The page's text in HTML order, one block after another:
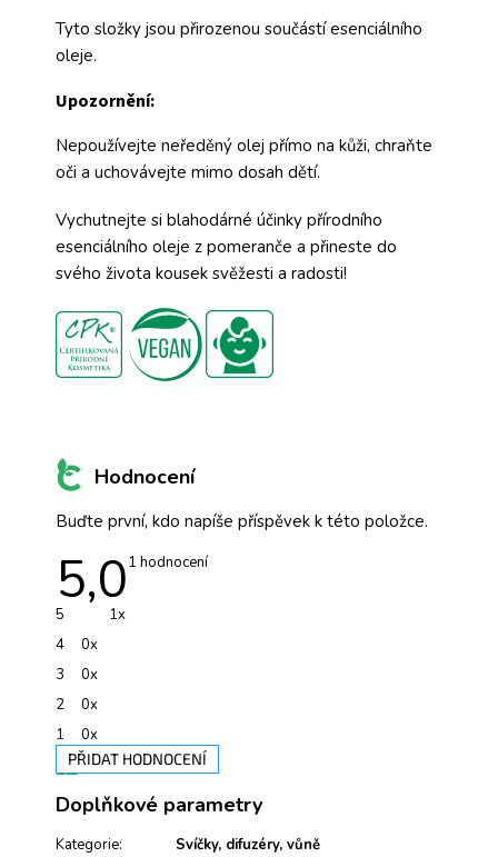
Tyto složky jsou přirozenou součástí esenciálního
oleje.
Upozornění:
Nepoužívejte neředěný olej přímo na kůži, chraňte
oči a uchovávejte mimo dosah dětí.
Vychutnejte si blahodárné účinky přírodního
esenciálního oleje z pomeranče a přineste do
svého života kousek svěžesti a radosti!
Hodnocení
Buďte první, kdo napíše příspěvek k této položce.
5,0Průměrné
1 hodnocení
5
1x
4
0x
3
0x
2
0x
1
0x
PŘIDAT HODNOCENÍ
ý
i
Doplňkové parametry
Kategorie: Svíčky, difuzéry, vůně